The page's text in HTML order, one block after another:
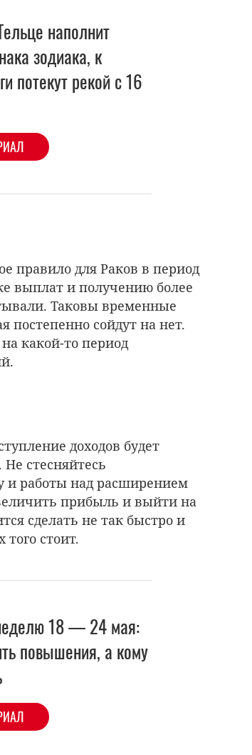
наполнит
зодиака, к
потекут рекой с 16
правило для Раков в период
выплат и получению более
Таковы временные
постепенно сойдут на нет.
какой-то период
доходов будет
Не стесняйтесь
и работы над расширением
прибыль и выйти на
сделать не так быстро и
стоит.
18 — 24 мая:
повышения, а кому